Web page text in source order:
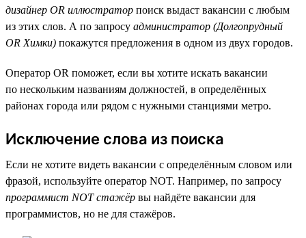
дизайнер OR иллюстратор поиск выдаст вакансии с любым
из этих слов. А по запросу администратор (Долгопрудный
OR Химки) покажутся предложения в одном из двух городов.
Оператор OR поможет, если вы хотите искать вакансии
по нескольким названиям должностей, в определённых
районах города или рядом с нужными станциями метро.
Исключение слова из поиска
Если не хотите видеть вакансии с определённым словом или
фразой, используйте оператор NOT. Например, по запросу
программист NOT стажёр вы найдёте вакансии для
программистов, но не для стажёров.